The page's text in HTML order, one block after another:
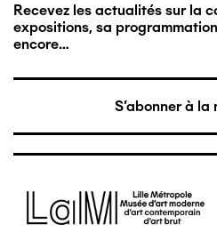
Recevez les actualités sur la
expositions, sa
encore…
S'abonner à la
Image